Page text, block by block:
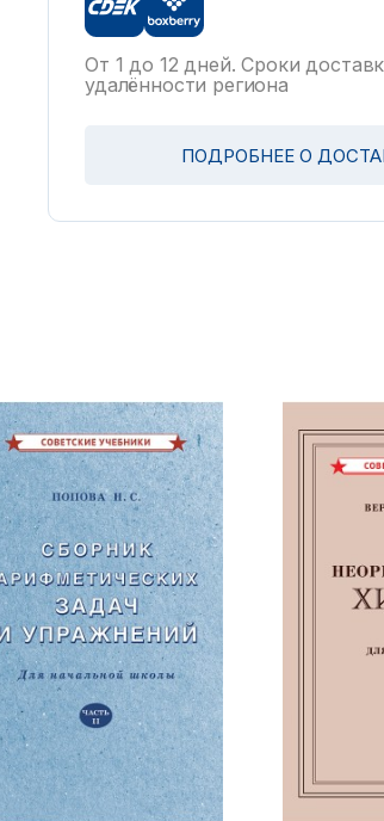
От 1 до 12 дней. Сроки
удалённости региона
ПОДРОБНЕЕ О